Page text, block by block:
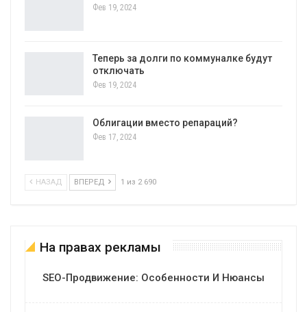
Фев 19, 2024
Теперь за долги по коммуналке будут
отключать
Фев 19, 2024
Облигации вместо репараций?
Фев 17, 2024
НАЗАД ВПЕРЕД 1 из 2 690
На правах рекламы
SEO-Продвижение: Особенности И Нюансы